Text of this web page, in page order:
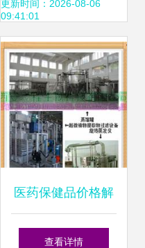
价、厂家与采购核
心解析
更新时间：2026-08-06
09:41:01
医药保健品价格解
析 批发渠道与厂家
查看详情